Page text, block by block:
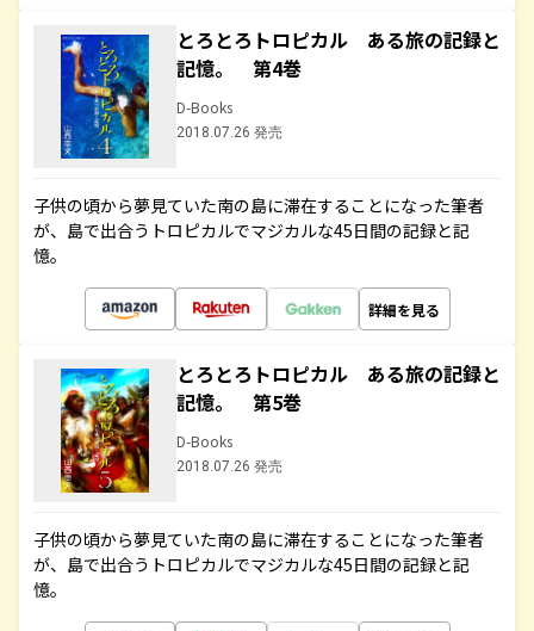
とろとろトロピカル ある旅の記録と
記憶。 第4巻
D-Books
2018.07.26 発売
子供の頃から夢見ていた南の島に滞在することになった筆者
が、島で出合うトロピカルでマジカルな45日間の記録と記
憶。
詳細を見る
とろとろトロピカル ある旅の記録と
記憶。 第5巻
D-Books
2018.07.26 発売
子供の頃から夢見ていた南の島に滞在することになった筆者
が、島で出合うトロピカルでマジカルな45日間の記録と記
憶。